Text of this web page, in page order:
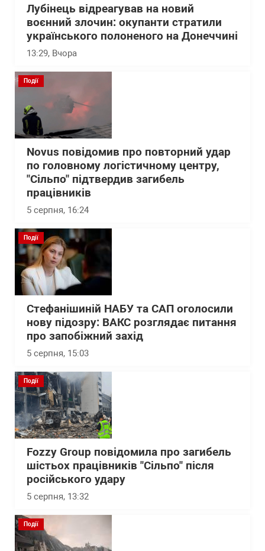
Лубінець відреагував на новий
воєнний злочин: окупанти стратили
українського полоненого на Донеччині
13:29, Вчора
Події
Novus повідомив про повторний удар
по головному логістичному центру,
"Сільпо" підтвердив загибель
працівників
5 серпня, 16:24
Події
Стефанішиній НАБУ та САП оголосили
нову підозру: ВАКС розглядає питання
про запобіжний захід
5 серпня, 15:03
Події
Fozzy Group повідомила про загибель
шістьох працівників "Сільпо" після
російського удару
5 серпня, 13:32
Події